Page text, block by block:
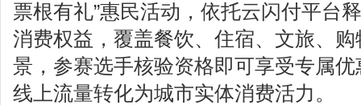
票根有礼”惠民活动，依托云闪付平台
消费权益，覆盖餐饮、住宿、文旅、
景，参赛选手核验资格即可享受专属
线上流量转化为城市实体消费活力。